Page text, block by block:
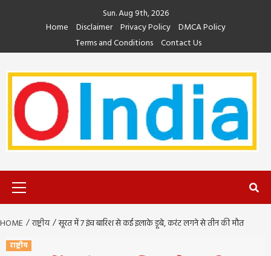
Sun. Aug 9th, 2026
Home
Disclaimer Privacy Policy DMCA Policy
Terms and Conditions Contact Us
HOME राष्ट्रीय सूरत में 7 इंच बारिश से कई इलाके डूबे, करंट लगने से तीन की मौत
राष्ट्रीय